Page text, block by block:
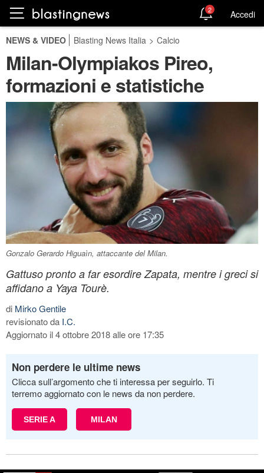
2 Accedi
NEWS & VIDEO Blasting News Italia > Calcio
Milan-Olympiakos Pireo,
formazioni e statistiche
Gonzalo Gerardo Higuaìn, attaccante del Milan.
Gattuso pronto a far esordire Zapata, mentre i greci si
affidano a Yaya Tourè.
di Mirko Gentile
revisionato da I.C.
Aggiornato il 4 ottobre 2018 alle ore 17:35
Non perdere le ultime news
Clicca sull’argomento che ti interessa per seguirlo. Ti
terremo aggiornato con le news da non perdere.
SERIE A MILAN